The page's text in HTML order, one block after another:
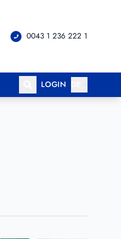
0043 1 236 222 1
LOGIN